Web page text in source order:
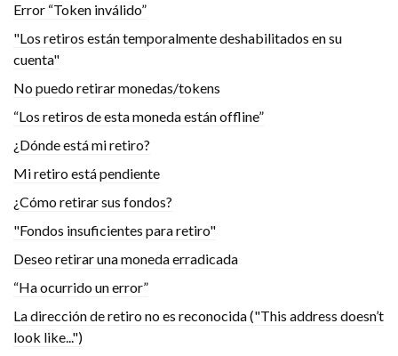
Error “Token inválido”
"Los retiros están temporalmente deshabilitados en su
cuenta"
No puedo retirar monedas/tokens
“Los retiros de esta moneda están offline”
¿Dónde está mi retiro?
Mi retiro está pendiente
¿Cómo retirar sus fondos?
"Fondos insuficientes para retiro"
Deseo retirar una moneda erradicada
“Ha ocurrido un error”
La dirección de retiro no es reconocida ("This address doesn’t
look like...")